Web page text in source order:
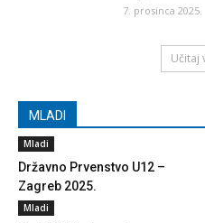
7. prosinca 2025.
Učitaj
MLADI
Mladi
Državno Prvenstvo U12 –
Zagreb 2025.
Mladi